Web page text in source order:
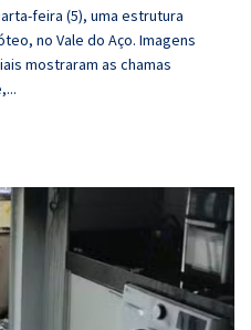
feira (5), uma estrutura
no Vale do Aço. Imagens
mostraram as chamas